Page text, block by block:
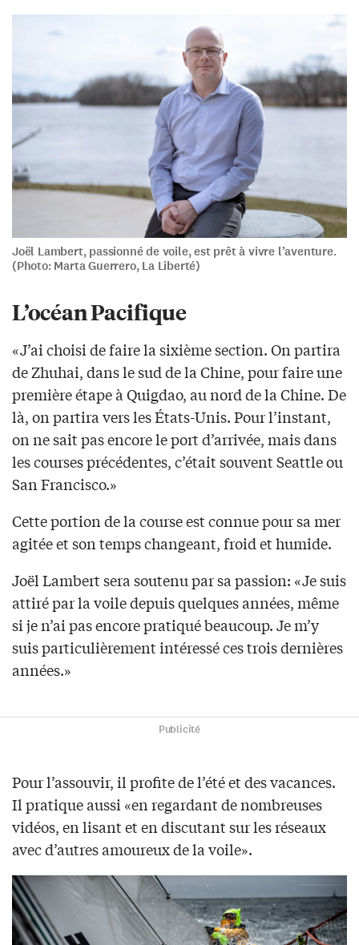
Joël Lambert, passionné de voile, est prêt à vivre l’aventure.
(Photo: Marta Guerrero, La Liberté)
L’océan Pacifique
«J’ai choisi de faire la sixième section. On partira
de Zhuhai, dans le sud de la Chine, pour faire une
première étape à Quigdao, au nord de la Chine. De
là, on partira vers les États-Unis. Pour l’instant,
on ne sait pas encore le port d’arrivée, mais dans
les courses précédentes, c’était souvent Seattle ou
San Francisco.»
Cette portion de la course est connue pour sa mer
agitée et son temps changeant, froid et humide.
Joël Lambert sera soutenu par sa passion: «Je suis
attiré par la voile depuis quelques années, même
si je n’ai pas encore pratiqué beaucoup. Je m’y
suis particulièrement intéressé ces trois dernières
années.»
Publicité
Pour l’assouvir, il profite de l’été et des vacances.
Il pratique aussi «en regardant de nombreuses
vidéos, en lisant et en discutant sur les réseaux
avec d’autres amoureux de la voile».